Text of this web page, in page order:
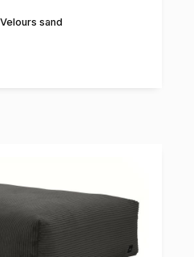
Large Cord Velours sand